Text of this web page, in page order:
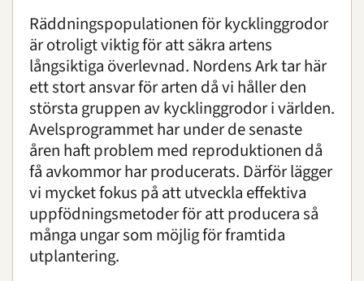
Räddningspopulationen för kycklinggrodor
är otroligt viktig för att säkra artens
långsiktiga överlevnad. Nordens Ark tar här
ett stort ansvar för arten då vi håller den
största gruppen av kycklinggrodor i världen.
Avelsprogrammet har under de senaste
åren haft problem med reproduktionen då
få avkommor har producerats. Därför lägger
vi mycket fokus på att utveckla effektiva
uppfödningsmetoder för att producera så
många ungar som möjlig för framtida
utplantering.